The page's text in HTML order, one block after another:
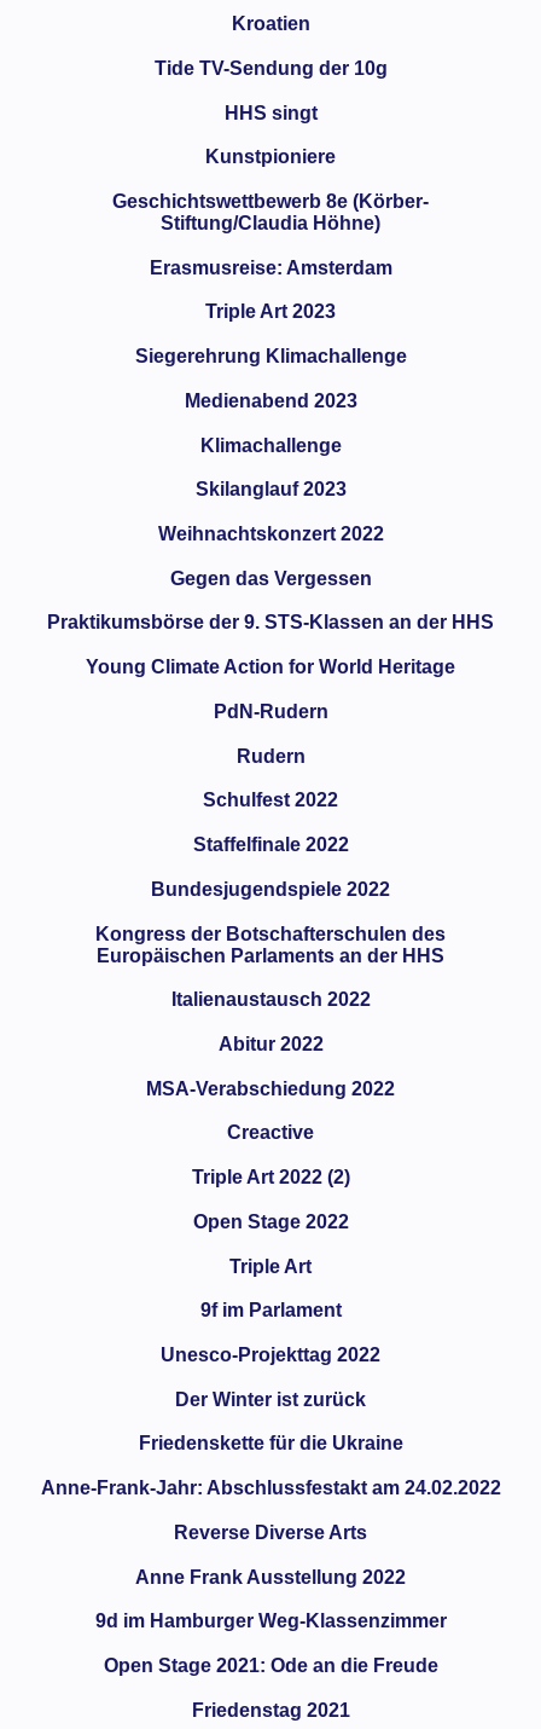
Kroatien
Tide TV-Sendung der 10g
HHS singt
Kunstpioniere
Geschichtswettbewerb 8e (Körber-
Stiftung/Claudia Höhne)
Erasmusreise: Amsterdam
Triple Art 2023
Siegerehrung Klimachallenge
Medienabend 2023
Klimachallenge
Skilanglauf 2023
Weihnachtskonzert 2022
Gegen das Vergessen
Praktikumsbörse der 9. STS-Klassen an der HHS
Young Climate Action for World Heritage
PdN-Rudern
Rudern
Schulfest 2022
Staffelfinale 2022
Bundesjugendspiele 2022
Kongress der Botschafterschulen des
Europäischen Parlaments an der HHS
Italienaustausch 2022
Abitur 2022
MSA-Verabschiedung 2022
Creactive
Triple Art 2022 (2)
Open Stage 2022
Triple Art
9f im Parlament
Unesco-Projekttag 2022
Der Winter ist zurück
Friedenskette für die Ukraine
Anne-Frank-Jahr: Abschlussfestakt am 24.02.2022
Reverse Diverse Arts
Anne Frank Ausstellung 2022
9d im Hamburger Weg-Klassenzimmer
Open Stage 2021: Ode an die Freude
Friedenstag 2021